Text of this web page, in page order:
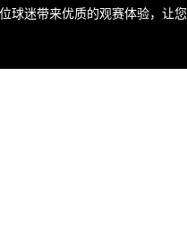
球迷带来优质的观赛体验，让您